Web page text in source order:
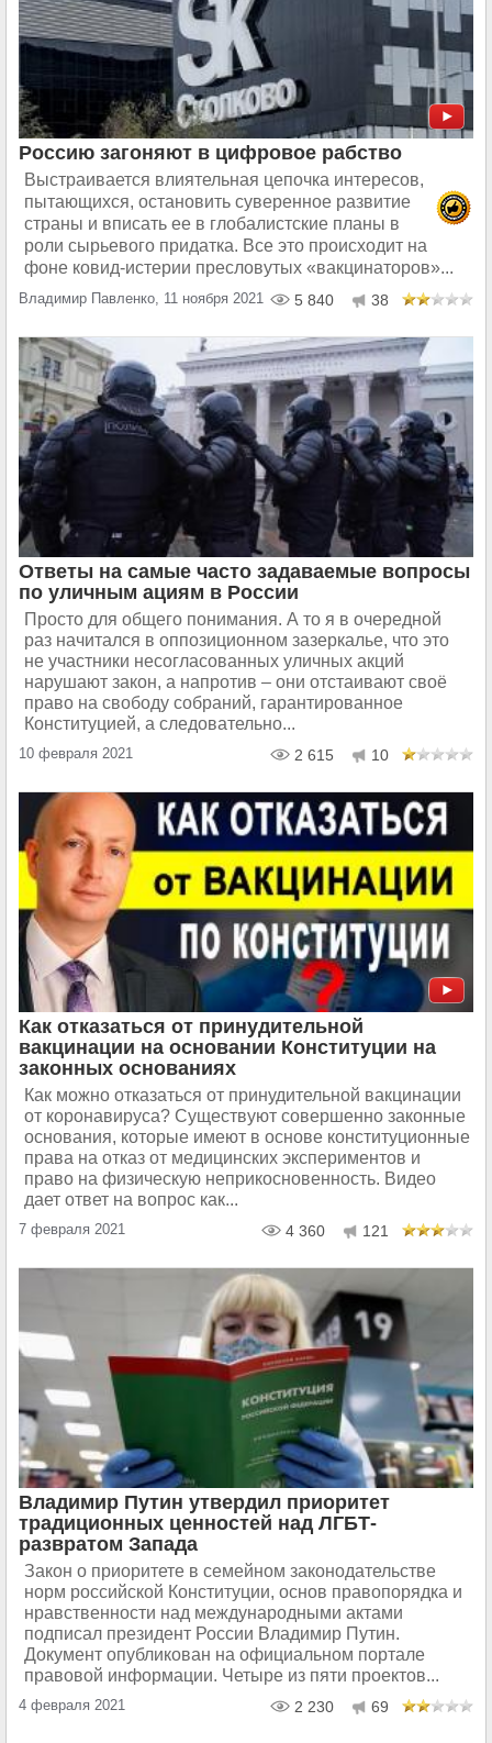
Россию загоняют в цифровое рабство
Выстраивается влиятельная цепочка интересов,
пытающихся, остановить суверенное развитие
страны и вписать ее в глобалистские планы в
роли сырьевого придатка. Все это происходит на
фоне ковид-истерии пресловутых «вакцинаторов»...
Владимир Павленко, 11 ноября 2021 5 840 38
Ответы на самые часто задаваемые вопросы
по уличным ациям в России
Просто для общего понимания. А то я в очередной
раз начитался в оппозиционном зазеркалье, что это
не участники несогласованных уличных акций
нарушают закон, а напротив – они отстаивают своё
право на свободу собраний, гарантированное
Конституцией, а следовательно...
10 февраля 2021 2 615 10
Как отказаться от принудительной
вакцинации на основании Конституции на
законных основаниях
Как можно отказаться от принудительной вакцинации
от коронавируса? Существуют совершенно законные
основания, которые имеют в основе конституционные
права на отказ от медицинских экспериментов и
право на физическую неприкосновенность. Видео
дает ответ на вопрос как...
7 февраля 2021 4 360 121
Владимир Путин утвердил приоритет
традиционных ценностей над ЛГБТ-
развратом Запада
Закон о приоритете в семейном законодательстве
норм российской Конституции, основ правопорядка и
нравственности над международными актами
подписал президент России Владимир Путин.
Документ опубликован на официальном портале
правовой информации. Четыре из пяти проектов...
4 февраля 2021 2 230 69